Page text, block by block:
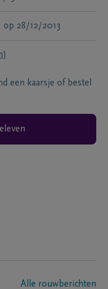
op 28/12/2013
een kaarsje of bestel
Alle rouwberichten